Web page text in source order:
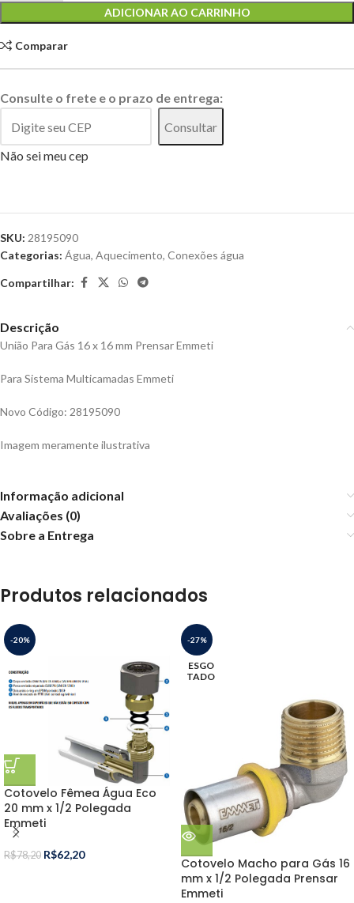
ADICIONAR AO CARRINHO
Comparar
Consulte o frete e o prazo de entrega:
Consultar
Não sei meu cep
SKU: 28195090
Categorias: Água, Aquecimento, Conexões água
Compartilhar:
Descrição
União Para Gás 16 x 16 mm Prensar Emmeti
Para Sistema Multicamadas Emmeti
Novo Código: 28195090
Imagem meramente ilustrativa
Informação adicional
Avaliações (0)
Sobre a Entrega
Produtos relacionados
-20%
Cotovelo Fêmea Água Eco
20 mm x 1/2 Polegada
Emmeti
R$78,20 R$62,20
-27%
ESGO
TADO
Cotovelo Macho para Gás 16
mm x 1/2 Polegada Prensar
Emmeti